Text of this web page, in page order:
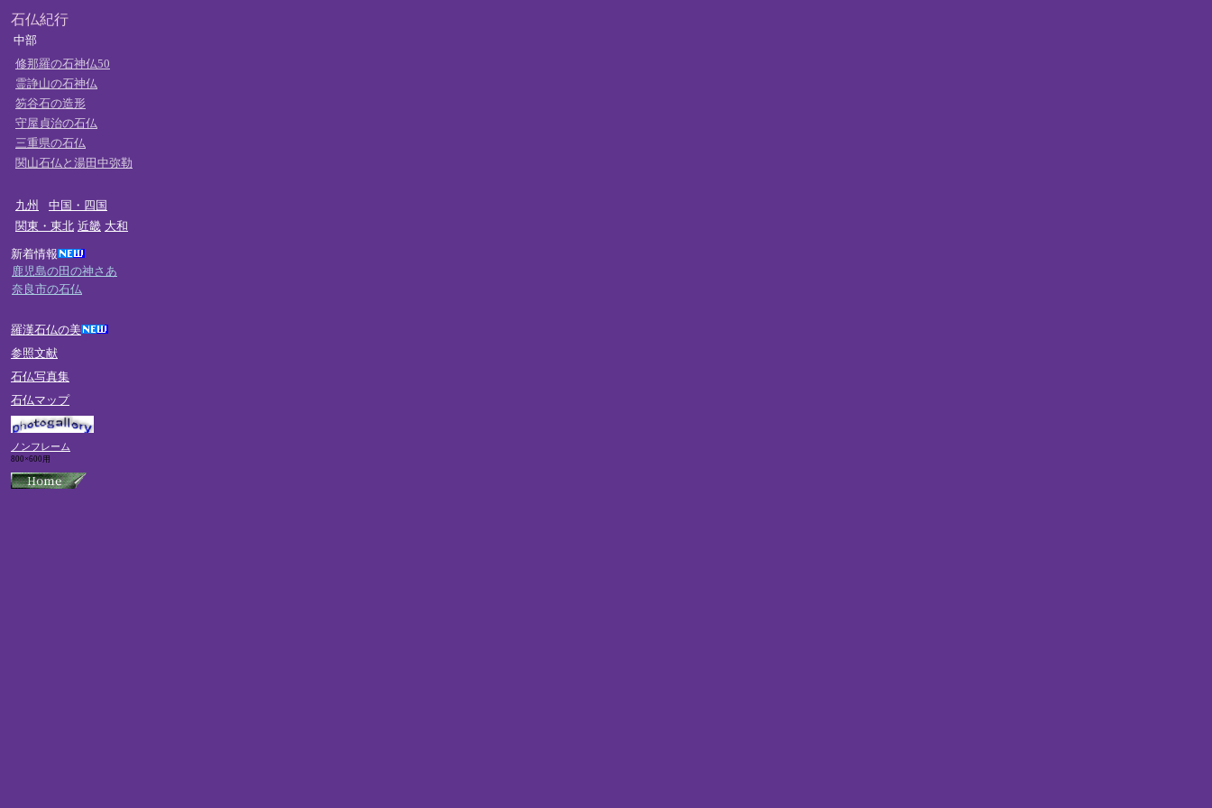
石仏紀行
中部
修那羅の石神仏50
霊諍山の石神仏
笏谷石の造形
守屋貞治の石仏
三重県の石仏
関山石仏と湯田中弥勒
九州
中国・四国
関東・東北 近畿 大和
新着情報
鹿児島の田の神さあ
奈良市の石仏
羅漢石仏の美
参照文献
石仏写真集
石仏マップ
ノンフレーム
800×600用